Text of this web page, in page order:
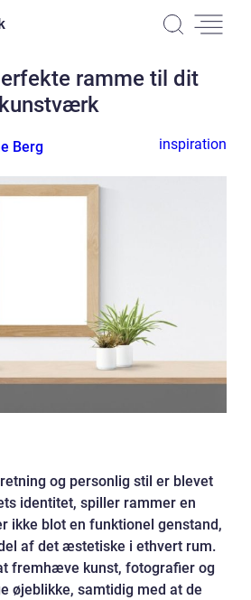
ramme til dit
kunstværk
Berg inspiration
og personlig stil er blevet
identitet, spiller rammer en
ikke blot en funktionel genstand,
af det æstetiske i ethvert rum.
fremhæve kunst, fotografier og
øjeblikke, samtidig med at de